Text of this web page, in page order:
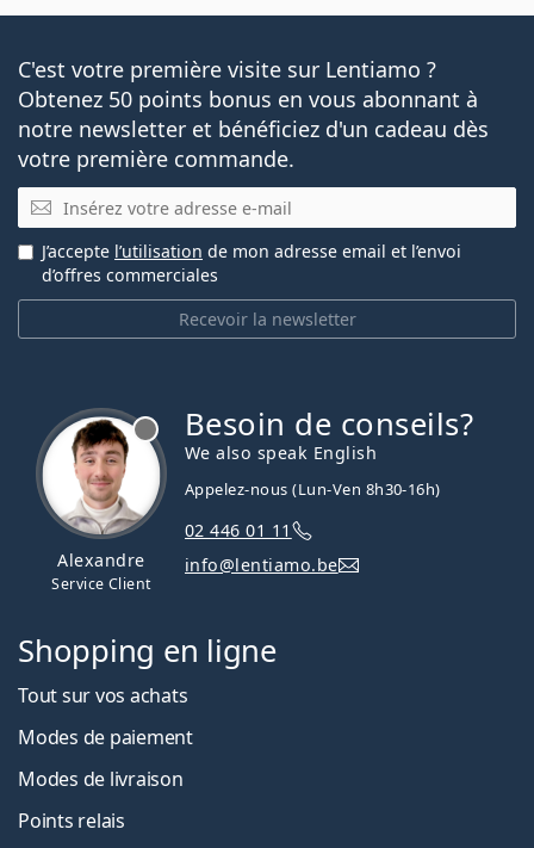
C'est votre première visite sur Lentiamo ?
Obtenez 50 points bonus en vous abonnant à
notre newsletter et bénéficiez d'un cadeau dès
votre première commande.
E-mail
Recevoir la newsletter
J’accepte l’utilisation de mon adresse email et l’envoi
d’offres commerciales
Alexandre
Service Client
Besoin de conseils?
We also speak English
Appelez-nous (Lun-Ven 8h30-16h)
02 446 01 11
info@lentiamo.be
Shopping en ligne
Tout sur vos achats
Modes de paiement
Modes de livraison
Points relais